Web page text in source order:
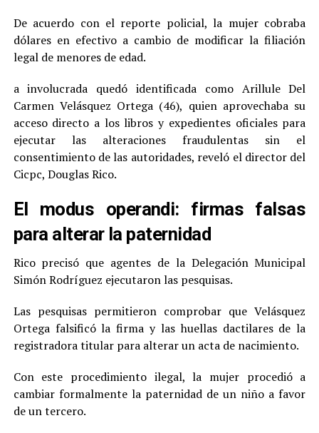
De acuerdo con el reporte policial, la mujer cobraba
dólares en efectivo a cambio de modificar la filiación
legal de menores de edad.
a involucrada quedó identificada como Arillule Del
Carmen Velásquez Ortega (46), quien aprovechaba su
acceso directo a los libros y expedientes oficiales para
ejecutar las alteraciones fraudulentas sin el
consentimiento de las autoridades, reveló el director del
Cicpc, Douglas Rico.
El modus operandi: firmas falsas
para alterar la paternidad
Rico precisó que agentes de la Delegación Municipal
Simón Rodríguez ejecutaron las pesquisas.
Las pesquisas permitieron comprobar que Velásquez
Ortega falsificó la firma y las huellas dactilares de la
registradora titular para alterar un acta de nacimiento.
Con este procedimiento ilegal, la mujer procedió a
cambiar formalmente la paternidad de un niño a favor
de un tercero.